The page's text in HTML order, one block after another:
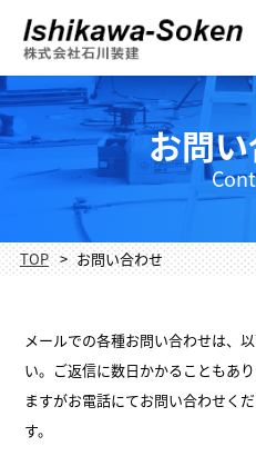
お問
TOP お問い合わせ
メールでの各種お問い合わせは、
い。ご返信に数日かかることもあ
ますがお電話にてお問い合わせく
す。